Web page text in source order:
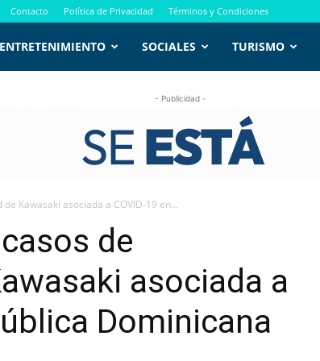
Contacto Política de Privacidad Términos y Condiciones
ENTRETENIMIENTO SOCIALES TURISMO
- Publicidad -
Kawasaki asociada a COVID-19 en...
de
asociada a
Dominicana